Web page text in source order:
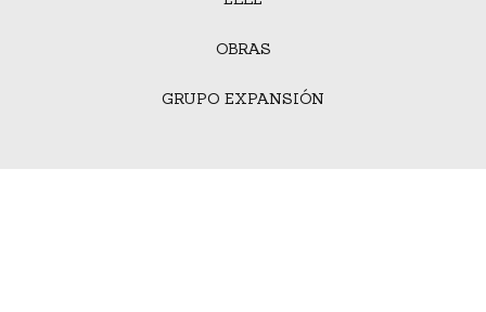
OBRAS
GRUPO EXPANSIÓN